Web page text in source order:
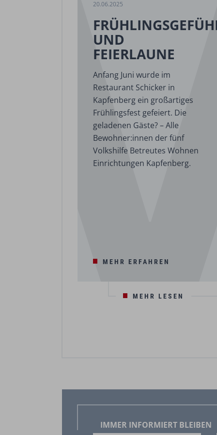
20.06.2025
UND
FEIERLAUNE
Anfang Juni wurde im
Restaurant Schicker in
Kapfenberg ein großartiges
Frühlingsfest gefeiert. Die
geladenen Gäste? – Alle
Bewohner:innen der fünf
Volkshilfe Betreutes Wohnen
Einrichtungen Kapfenberg.
MEHR ERFAHREN
MEHR LESEN
IMMER INFORMIERT BLEIBEN